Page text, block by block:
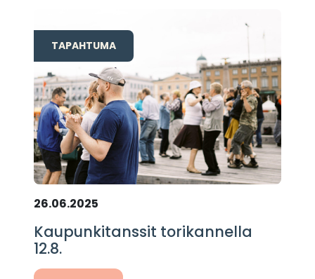
TAPAHTUMA
26.06.2025
Kaupunkitanssit torikannella
12.8.